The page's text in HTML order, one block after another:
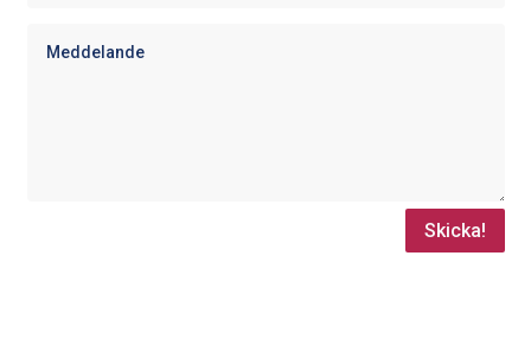
Skicka!